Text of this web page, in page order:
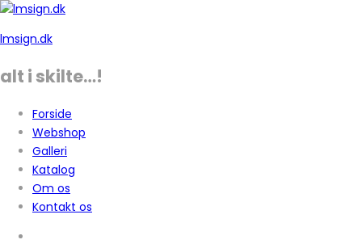
lmsign.dk
alt i skilte…!
Forside
Webshop
Galleri
Katalog
Om os
Kontakt os